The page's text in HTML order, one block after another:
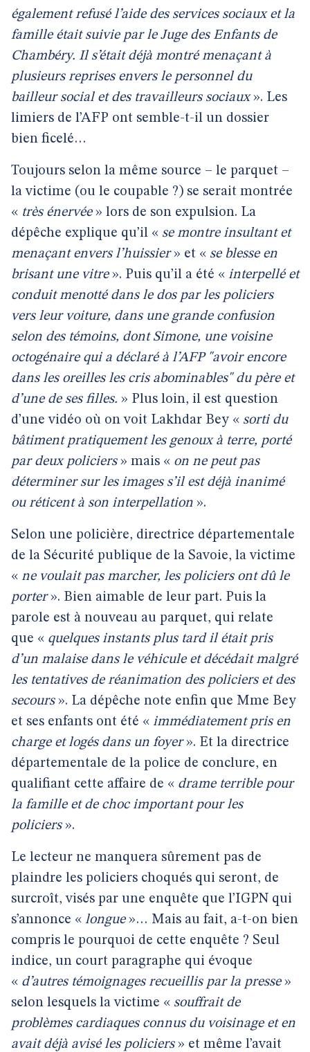
également refusé l’aide des services sociaux et la
famille était suivie par le Juge des Enfants de
Chambéry. Il s’était déjà montré menaçant à
plusieurs reprises envers le personnel du
bailleur social et des travailleurs sociaux». Les
limiers de l’AFP ont semble-t-il un dossier
bien ficelé…
Toujours selon la même source – le parquet –
la victime (ou le coupable ?) se serait montrée
« très énervée» lors de son expulsion. La
dépêche explique qu’il « se montre insultant et
menaçant envers l’huissier» et « se blesse en
brisant une vitre». Puis qu’il a été « interpellé et
conduit menotté dans le dos par les policiers
vers leur voiture, dans une grande confusion
selon des témoins, dont Simone, une voisine
octogénaire qui a déclaré à l’AFP "avoir encore
dans les oreilles les cris abominables" du père et
d’une de ses filles. » Plus loin, il est question
d’une vidéo où on voit Lakhdar Bey « sorti du
bâtiment pratiquement les genoux à terre, porté
par deux policiers» mais « on ne peut pas
déterminer sur les images s’il est déjà inanimé
ou réticent à son interpellation ».
Selon une policière, directrice départementale
de la Sécurité publique de la Savoie, la victime
« ne voulait pas marcher, les policiers ont dû le
porter». Bien aimable de leur part. Puis la
parole est à nouveau au parquet, qui relate
que « quelques instants plus tard il était pris
d’un malaise dans le véhicule et décédait malgré
les tentatives de réanimation des policiers et des
secours». La dépêche note enfin que Mme Bey
et ses enfants ont été « immédiatement pris en
charge et logés dans un foyer». Et la directrice
départementale de la police de conclure, en
qualifiant cette affaire de « drame terrible pour
la famille et de choc important pour les
policiers».
Le lecteur ne manquera sûrement pas de
plaindre les policiers choqués qui seront, de
surcroît, visés par une enquête que l’IGPN qui
s’annonce « longue»… Mais au fait, a-t-on bien
compris le pourquoi de cette enquête ? Seul
indice, un court paragraphe qui évoque
« d’autres témoignages recueillis par la presse»
selon lesquels la victime « souffrait de
problèmes cardiaques connus du voisinage et en
avait déjà avisé les policiers» et même l’avait